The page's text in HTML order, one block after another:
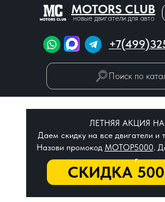
MOTORS CLUB
новые двигатели для авто
Поиск по
СКИДКА
ЛЕТНЯЯ АКЦИЯ НА
Даем скидку на все двигатели и
Назови промокод МОТОР5000.
г.